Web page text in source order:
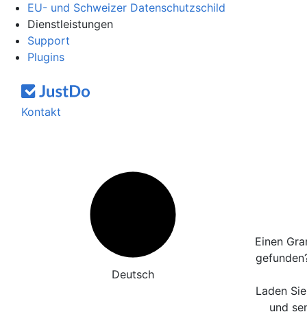
EU- und Schweizer Datenschutzschild
Dienstleistungen
Support
Plugins
Kontakt
Deutsch
Einen
Laden
und